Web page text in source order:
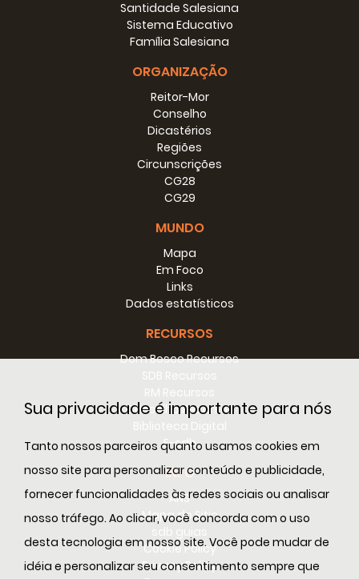
Sua privacidade é importante para nós
Tanto nossos parceiros quanto usamos cookies em
nosso site para personalizar conteúdo e publicidade,
fornecer funcionalidades às redes sociais ou analisar
nosso tráfego. Ao clicar, você concorda com o uso
desta tecnologia em nosso site. Você pode mudar de
idéia e personalizar seu consentimento sempre que
Santidade Salesiana
Sistema Educativo
Família Salesiana
ORGANIZAÇÃO
Reitor-Mor
Conselho
Dicastérios
Regiões
Circunscrições
CG28
CG29
MUNDO
Mapa
Em Foco
Links
Dados estatísticos
RECURSOS
Dom Bosco Recursos
Conselho Recursos
E-sdb
INFO
ANS
Mapa do Sitio
Cookie Policy
Privacy Policy